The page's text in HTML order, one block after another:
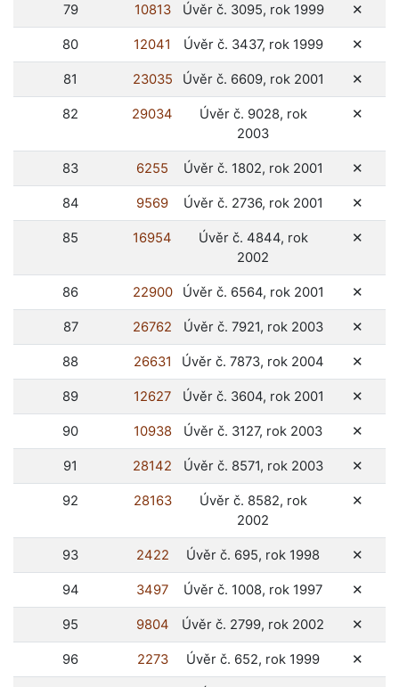
79 10813 Úvěr č. 3095, rok 1999 ✕
80 12041 Úvěr č. 3437, rok 1999 ✕
81 23035 Úvěr č. 6609, rok 2001 ✕
82 29034
Úvěr č. 9028, rok
2003
✕
83 6255 Úvěr č. 1802, rok 2001 ✕
84 9569 Úvěr č. 2736, rok 2001 ✕
85 16954
Úvěr č. 4844, rok
2002
✕
86 22900 Úvěr č. 6564, rok 2001 ✕
87 26762 Úvěr č. 7921, rok 2003 ✕
88 26631 Úvěr č. 7873, rok 2004 ✕
89 12627 Úvěr č. 3604, rok 2001 ✕
90 10938 Úvěr č. 3127, rok 2003 ✕
91 28142 Úvěr č. 8571, rok 2003 ✕
92 28163
Úvěr č. 8582, rok
2002
✕
93 2422 Úvěr č. 695, rok 1998 ✕
94 3497 Úvěr č. 1008, rok 1997 ✕
95 9804 Úvěr č. 2799, rok 2002 ✕
96 2273 Úvěr č. 652, rok 1999 ✕